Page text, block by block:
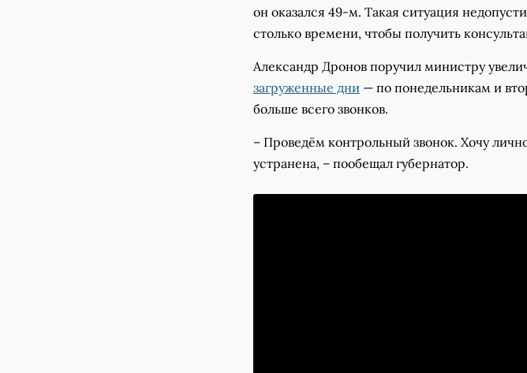
он оказался 49-м. Такая ситуация
столько времени, чтобы получить
Александр Дронов поручил министру
загруженные дни— по понедельникам и
больше всего звонков.
– Проведём контрольный звонок. Хочу
устранена, – пообещал губернатор.